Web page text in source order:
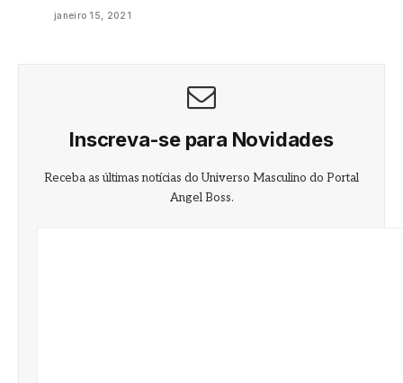
janeiro 15, 2021
Inscreva-se para Novidades
Receba as últimas notícias do Universo Masculino do Portal
Angel Boss.